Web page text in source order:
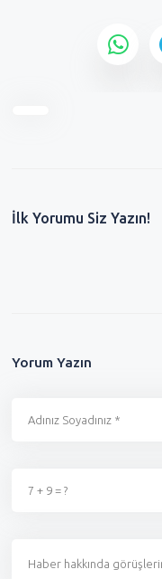
İlk Yorumu Siz Yazın!
Yorum Yazın